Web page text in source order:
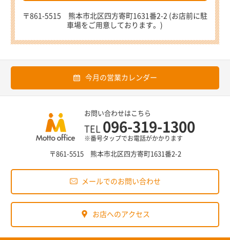
〒861-5515 熊本市北区四方寄町1631番2-2 (お店前に駐
車場をご用意しております。)
今月の営業カレンダー
お問い合わせはこちら
TEL 096-319-1300
※番号タップでお電話がかかります
〒861-5515 熊本市北区四方寄町1631番2-2
メールでのお問い合わせ
お店へのアクセス